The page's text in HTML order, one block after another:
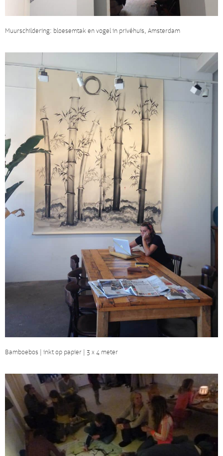
Muurschildering: bloesemtak en vogel in privéhuis, Amsterdam
Bamboebos | inkt op papier | 3 x 4 meter